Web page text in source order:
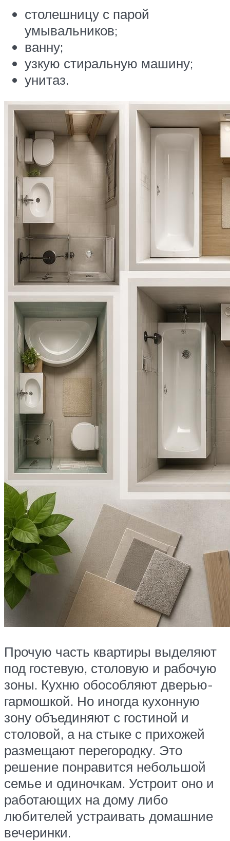
столешницу с парой
умывальников;
ванну;
узкую стиральную машину;
унитаз.
Прочую часть квартиры выделяют
под гостевую, столовую и рабочую
зоны. Кухню обособляют дверью-
гармошкой. Но иногда кухонную
зону объединяют с гостиной и
столовой, а на стыке с прихожей
размещают перегородку. Это
решение понравится небольшой
семье и одиночкам. Устроит оно и
работающих на дому либо
любителей устраивать домашние
вечеринки.